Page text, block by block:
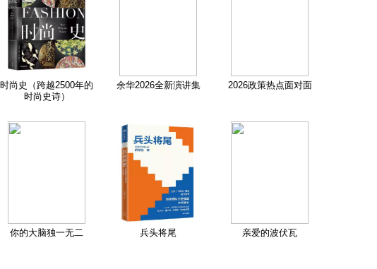
时尚史（跨越2500年的
时尚史诗）
余华2026全新演讲集 2026政策热点面对面
你的大脑独一无二 兵头将尾 亲爱的波伏瓦